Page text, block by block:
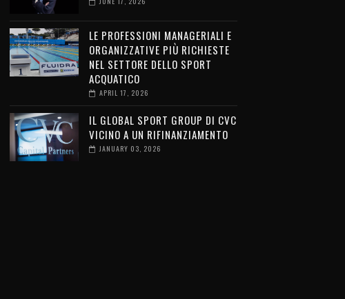
LE PROFESSIONI MANAGERIALI E
ORGANIZZATIVE PIÙ RICHIESTE
NEL SETTORE DELLO SPORT
ACQUATICO
APRIL 17, 2026
IL GLOBAL SPORT GROUP DI CVC
VICINO A UN RIFINANZIAMENTO
JANUARY 03, 2026